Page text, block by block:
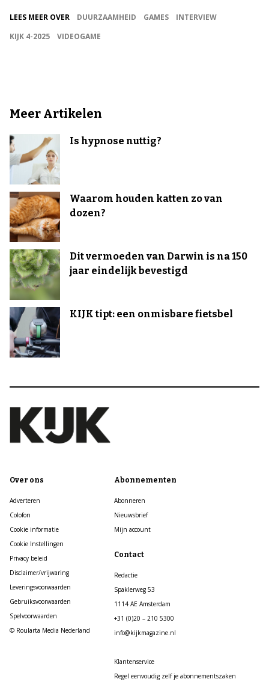
LEES MEER OVER DUURZAAMHEID GAMES
INTERVIEW
KIJK 4-2025
VIDEOGAME
Meer Artikelen
Is hypnose nuttig?
Waarom houden katten zo van
dozen?
Dit vermoeden van Darwin is na 150
jaar eindelijk bevestigd
KIJK tipt: een onmisbare fietsbel
Over ons
Adverteren
Colofon
Cookie informatie
Cookie Instellingen
Privacy beleid
Disclaimer/vrijwaring
Leveringsvoorwaarden
Gebruiksvoorwaarden
Spelvoorwaarden
© Roularta Media Nederland
Abonnementen
Abonneren
Nieuwsbrief
Mijn account
Contact
Redactie
Spaklerweg 53
1114 AE Amsterdam
+31 (0)20 – 210 5300
info@kijkmagazine.nl
Klantenservice
Regel eenvoudig zelf je abonnementszaken